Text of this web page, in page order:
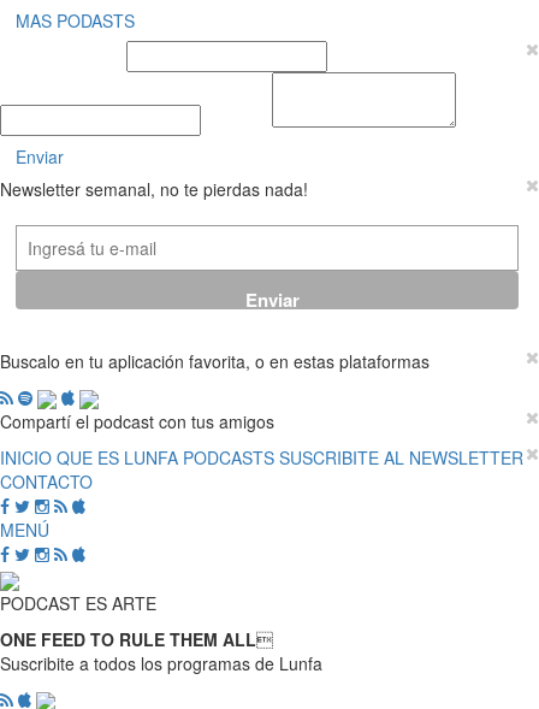
MAS PODASTS
Enviar
Newsletter semanal, no te pierdas nada!
Buscalo en tu aplicación favorita, o en estas plataformas
Compartí el podcast con tus amigos
INICIO QUE ES LUNFA PODCASTS SUSCRIBITE AL NEWSLETTER
CONTACTO
MENÚ
PODCAST ES ARTE
ONE FEED TO RULE THEM ALL
Suscribite a todos los programas de Lunfa